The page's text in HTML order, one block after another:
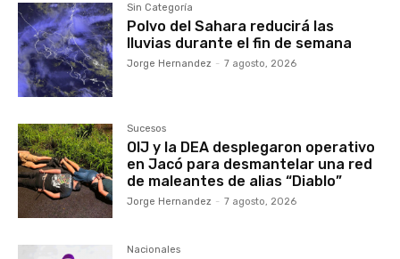
Sin Categoría
Polvo del Sahara reducirá las
lluvias durante el fin de semana
Jorge Hernandez - 7 agosto, 2026
Sucesos
OIJ y la DEA desplegaron operativo
en Jacó para desmantelar una red
de maleantes de alias “Diablo”
Jorge Hernandez - 7 agosto, 2026
Nacionales